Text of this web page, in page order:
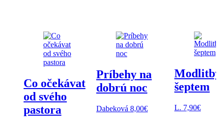
Co očekávat
od svého
pastora
Príbehy na
dobrú noc
Dabeková 8,00€
šeptem
L. 7,90€